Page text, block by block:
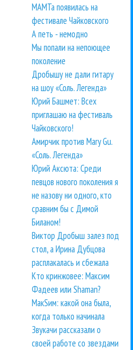
МАМТа появилась на
фестивале Чайковского
А петь - немодно
Мы попали на непоющее
поколение
Дробышу не дали гитару
на шоу «Соль. Легенда»
Юрий Башмет: Всех
приглашаю на фестиваль
Чайковского!
Амирчик против Mary Gu.
«Соль. Легенда»
Юрий Аксюта: Среди
певцов нового поколения я
не назову ни одного, кто
сравним бы с Димой
Биланом!
Виктор Дробыш залез под
стол, а Ирина Дубцова
расплакалась и сбежала
Кто кринжовее: Максим
Фадеев или Shaman?
МакSим: какой она была,
когда только начинала
Звукачи рассказали о
своей работе со звездами